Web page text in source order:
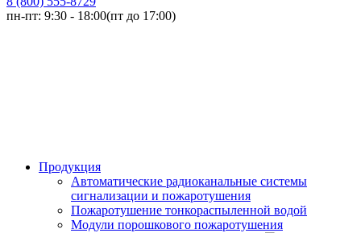
пн-пт: 9:30 - 18:00(пт до 17:00)
Продукция
Автоматические радиоканальные системы
сигнализации и пожаротушения
Пожаротушение тонкораспыленной водой
Модули порошкового пожаротушения